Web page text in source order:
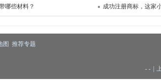
哪些材料？
成功注册商标，这家
图 推荐专题
- -